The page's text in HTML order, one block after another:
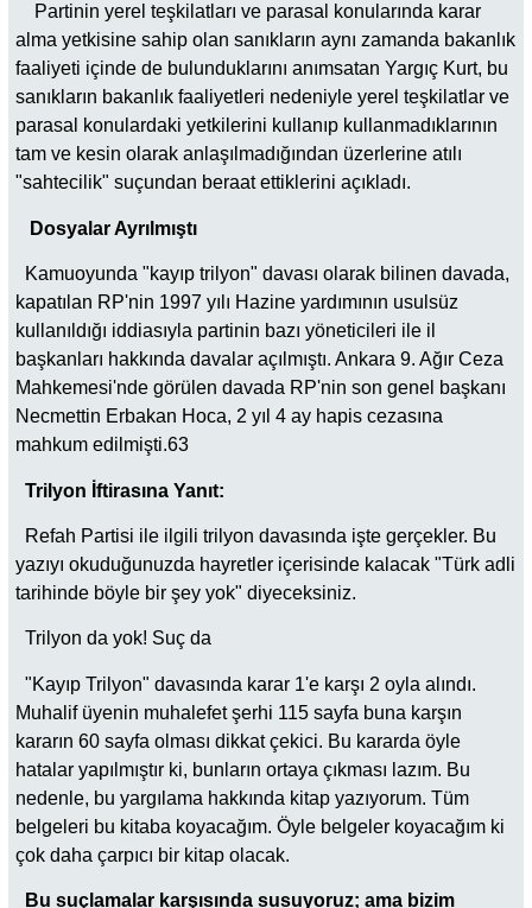
Partinin yerel teşkilatları ve parasal konularında karar
alma yetkisine sahip olan sanıkların aynı zamanda bakanlık
faaliyeti içinde de bulunduklarını anımsatan Yargıç Kurt, bu
sanıkların bakanlık faaliyetleri nedeniyle yerel teşkilatlar ve
parasal konulardaki yetkilerini kullanıp kullanmadıklarının
tam ve kesin olarak anlaşılmadığından üzerlerine atılı
"sahtecilik" suçundan beraat ettiklerini açıkladı.
Dosyalar Ayrılmıştı
Kamuoyunda "kayıp trilyon" davası olarak bilinen davada,
kapatılan RP'nin 1997 yılı Hazine yardımının usulsüz
kullanıldığı iddiasıyla partinin bazı yöneticileri ile il
başkanları hakkında davalar açılmıştı. Ankara 9. Ağır Ceza
Mahkemesi'nde görülen davada RP'nin son genel başkanı
Necmettin Erbakan Hoca, 2 yıl 4 ay hapis cezasına
mahkum edilmişti.63
Trilyon İftirasına Yanıt:
Refah Partisi ile ilgili trilyon davasında işte gerçekler. Bu
yazıyı okuduğunuzda hayretler içerisinde kalacak "Türk adli
tarihinde böyle bir şey yok" diyeceksiniz.
Trilyon da yok! Suç da
"Kayıp Trilyon" davasında karar 1'e karşı 2 oyla alındı.
Muhalif üyenin muhalefet şerhi 115 sayfa buna karşın
kararın 60 sayfa olması dikkat çekici. Bu kararda öyle
hatalar yapılmıştır ki, bunların ortaya çıkması lazım. Bu
nedenle, bu yargılama hakkında kitap yazıyorum. Tüm
belgeleri bu kitaba koyacağım. Öyle belgeler koyacağım ki
çok daha çarpıcı bir kitap olacak.
Bu suçlamalar karşısında susuyoruz; ama bizim